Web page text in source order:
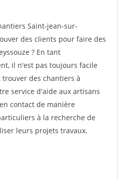
Saint-jean-sur-
des clients pour faire des
? En tant
il n'est pas toujours facile
des chantiers à
service d'aide aux artisans
contact de manière
à la recherche de
leurs projets travaux.